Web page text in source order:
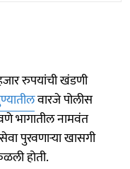
रुपयांची खंडणी
वारजे पोलीस
भागातील नामवंत
पुरवणाऱ्या खासगी
होती.